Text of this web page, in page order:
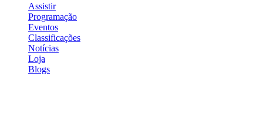
Assistir
Programação
Eventos
Classificações
Notícias
Loja
Blogs